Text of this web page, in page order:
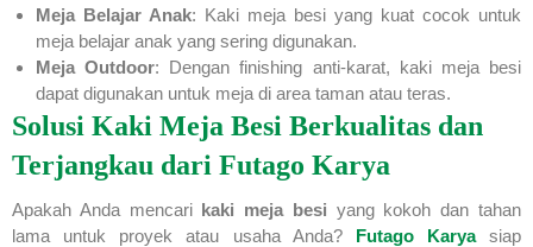
Meja Belajar Anak: Kaki meja besi yang kuat cocok untuk
meja belajar anak yang sering digunakan.
Meja Outdoor: Dengan finishing anti-karat, kaki meja besi
dapat digunakan untuk meja di area taman atau teras.
Solusi Kaki Meja Besi Berkualitas dan
Terjangkau dari Futago Karya
Apakah Anda mencari kaki meja besi yang kokoh dan tahan
lama untuk proyek atau usaha Anda? Futago Karyasiap